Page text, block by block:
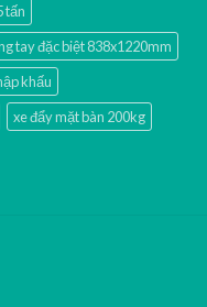
tấn
tay đặc biệt 838x1220mm
khấu
xe đẩy mặt bàn 200kg